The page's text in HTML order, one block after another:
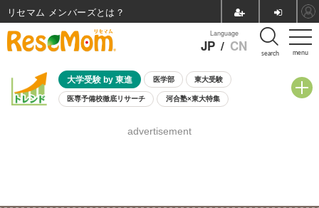
menu
Language
JP / CN search
大学受験 by 東進 医学部 東大受験
医専予備校徹底リサーチ 河合塾×東大特集
8月開催学校説明会・相談会
advertisement
リセマム メンバーズ